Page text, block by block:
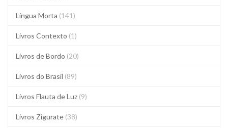
Língua Morta (141)
Livros Contexto (1)
Livros de Bordo (20)
Livros do Brasil (89)
Livros Flauta de Luz (9)
Livros Zigurate (38)